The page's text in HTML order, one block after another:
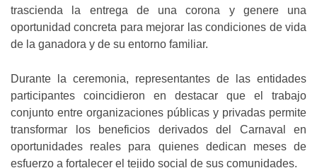
trascienda la entrega de una corona y genere una
oportunidad concreta para mejorar las condiciones de vida
de la ganadora y de su entorno familiar.
Durante la ceremonia, representantes de las entidades
participantes coincidieron en destacar que el trabajo
conjunto entre organizaciones públicas y privadas permite
transformar los beneficios derivados del Carnaval en
oportunidades reales para quienes dedican meses de
esfuerzo a fortalecer el tejido social de sus comunidades.